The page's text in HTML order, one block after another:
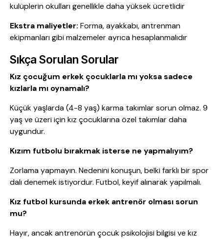
kulüplerin okulları genellikle daha yüksek ücretlidir
Ekstra maliyetler: Forma, ayakkabı, antrenman
ekipmanları gibi malzemeler ayrıca hesaplanmalıdır
Sıkça Sorulan Sorular
Kız çocuğum erkek çocuklarla mı yoksa sadece
kızlarla mı oynamalı?
Küçük yaşlarda (4-8 yaş) karma takımlar sorun olmaz. 9
yaş ve üzeri için kız çocuklarına özel takımlar daha
uygundur.
Kızım futbolu bırakmak isterse ne yapmalıyım?
Zorlama yapmayın. Nedenini konuşun, belki farklı bir spor
dalı denemek istiyordur. Futbol, keyif alınarak yapılmalı.
Kız futbol kursunda erkek antrenör olması sorun
mu?
Hayır, ancak antrenörün çocuk psikolojisi bilgisi ve kız